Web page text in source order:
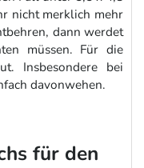
nicht merklich mehr
dann werdet
müssen. Für die
Insbesondere bei
davonwehen.
für den